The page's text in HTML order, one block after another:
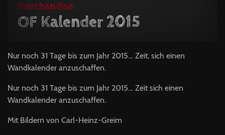
Merchandise
OF Kalender 2015
Nur noch 31 Tage bis zum Jahr 2015… Zeit, sich einen
Wandkalender anzuschaffen.
Nur noch 31 Tage bis zum Jahr 2015… Zeit sich einen
Wandkalender anzuschaffen.
Mit Bildern von Carl-Heinz-Greim